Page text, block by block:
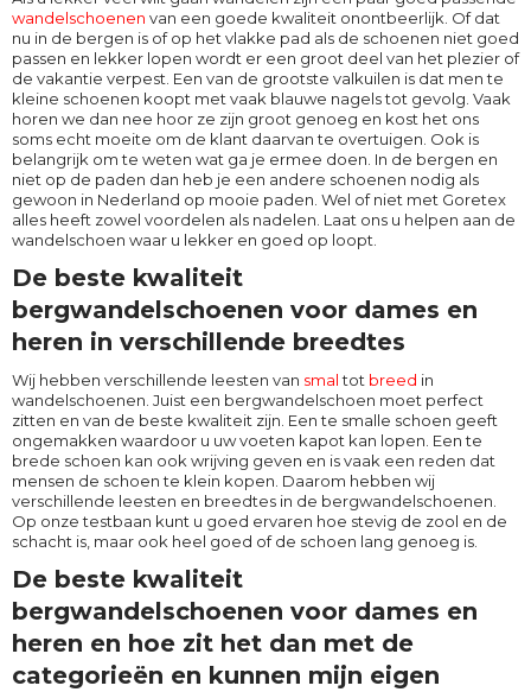
wandelschoenen van een goede kwaliteit onontbeerlijk. Of dat
nu in de bergen is of op het vlakke pad als de schoenen niet goed
passen en lekker lopen wordt er een groot deel van het plezier of
de vakantie verpest. Een van de grootste valkuilen is dat men te
kleine schoenen koopt met vaak blauwe nagels tot gevolg. Vaak
horen we dan nee hoor ze zijn groot genoeg en kost het ons
soms echt moeite om de klant daarvan te overtuigen. Ook is
belangrijk om te weten wat ga je ermee doen. In de bergen en
niet op de paden dan heb je een andere schoenen nodig als
gewoon in Nederland op mooie paden. Wel of niet met Goretex
alles heeft zowel voordelen als nadelen. Laat ons u helpen aan de
wandelschoen waar u lekker en goed op loopt.
De beste kwaliteit
bergwandelschoenen voor dames en
heren in verschillende breedtes
Wij hebben verschillende leesten van smaltot breed in
wandelschoenen. Juist een bergwandelschoen moet perfect
zitten en van de beste kwaliteit zijn. Een te smalle schoen geeft
ongemakken waardoor u uw voeten kapot kan lopen. Een te
brede schoen kan ook wrijving geven en is vaak een reden dat
mensen de schoen te klein kopen. Daarom hebben wij
verschillende leesten en breedtes in de bergwandelschoenen.
Op onze testbaan kunt u goed ervaren hoe stevig de zool en de
schacht is, maar ook heel goed of de schoen lang genoeg is.
De beste kwaliteit
bergwandelschoenen voor dames en
heren en hoe zit het dan met de
categorieën en kunnen mijn eigen